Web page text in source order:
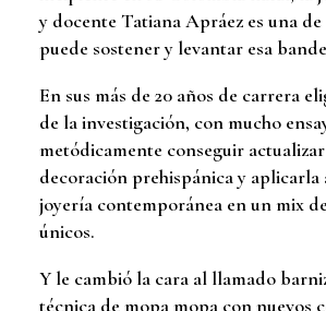
y docente Tatiana Apráez es una de
puede sostener y levantar esa
En sus más de 20 años de carrera
de la investigación, con mucho
metódicamente conseguir
decoración prehispánica y aplicarla
joyería contemporánea en un mix
únicos.
Y le cambió la cara al llamado
técnica de mopa mopa con nuevos